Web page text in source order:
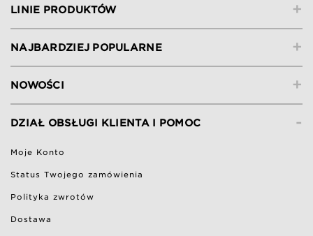
+
LINIE PRODUKTÓW
+
NAJBARDZIEJ POPULARNE
+
NOWOŚCI
-
DZIAŁ OBSŁUGI KLIENTA I POMOC
Moje Konto
Status Twojego zamówienia
Polityka zwrotów
Dostawa